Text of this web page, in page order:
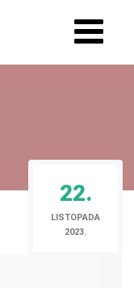
22.
LISTOPADA
2023.